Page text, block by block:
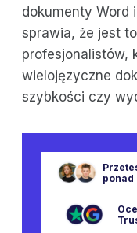
dokumenty Word
sprawia, że jest
profesjonalistów,
wielojęzyczne
szybkości czy
ponad